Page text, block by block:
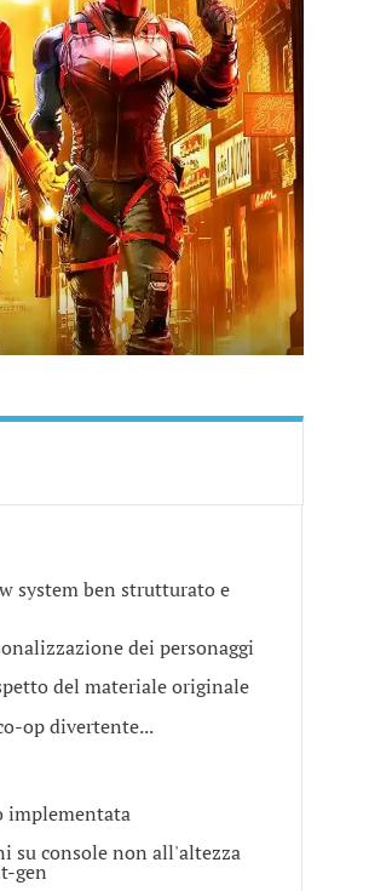
system ben strutturato e
dei personaggi
del materiale originale
op divertente...
implementata
su console non all'altezza
gen